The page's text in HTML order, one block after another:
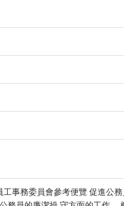
事務委員會參考便覽 促進公